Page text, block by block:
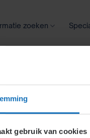
gebruik van cookies
zoeken